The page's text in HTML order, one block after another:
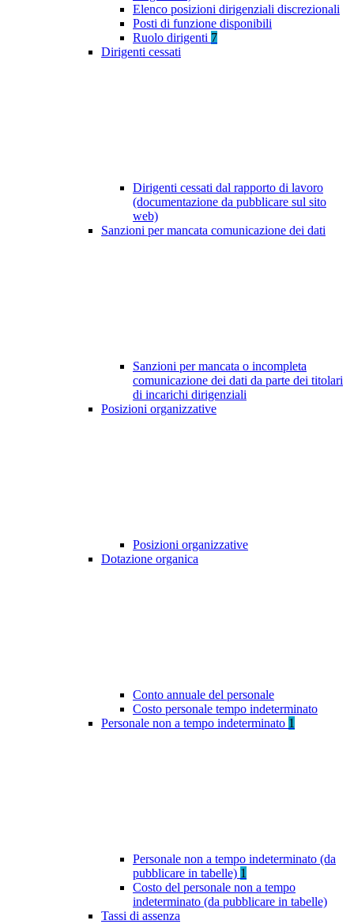
Elenco posizioni dirigenziali discrezionali
Posti di funzione disponibili
Ruolo dirigenti 7
Dirigenti cessati
Dirigenti cessati dal rapporto di lavoro
(documentazione da pubblicare sul sito
web)
Sanzioni per mancata comunicazione dei dati
Sanzioni per mancata o incompleta
comunicazione dei dati da parte dei titolari
di incarichi dirigenziali
Posizioni organizzative
Posizioni organizzative
Dotazione organica
Conto annuale del personale
Costo personale tempo indeterminato
Personale non a tempo indeterminato 1
Personale non a tempo indeterminato (da
pubblicare in tabelle) 1
Costo del personale non a tempo
indeterminato (da pubblicare in tabelle)
Tassi di assenza